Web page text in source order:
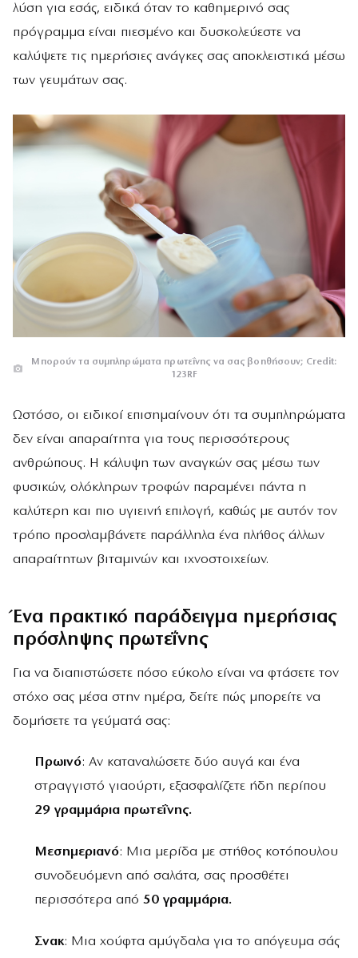
λύση για εσάς, ειδικά όταν το καθημερινό σας
πρόγραμμα είναι πιεσμένο και δυσκολεύεστε να
καλύψετε τις ημερήσιες ανάγκες σας αποκλειστικά μέσω
των γευμάτων σας.
Μπορούν τα συμπληρώματα πρωτεΐνης να σας βοηθήσουν; Credit:
123RF
Ωστόσο, οι ειδικοί επισημαίνουν ότι τα συμπληρώματα
δεν είναι απαραίτητα για τους περισσότερους
ανθρώπους. Η κάλυψη των αναγκών σας μέσω των
φυσικών, ολόκληρων τροφών παραμένει πάντα η
καλύτερη και πιο υγιεινή επιλογή, καθώς με αυτόν τον
τρόπο προσλαμβάνετε παράλληλα ένα πλήθος άλλων
απαραίτητων βιταμινών και ιχνοστοιχείων.
Ένα πρακτικό παράδειγμα ημερήσιας
πρόσληψης πρωτεΐνης
Για να διαπιστώσετε πόσο εύκολο είναι να φτάσετε τον
στόχο σας μέσα στην ημέρα, δείτε πώς μπορείτε να
δομήσετε τα γεύματά σας:
Πρωινό: Αν καταναλώσετε δύο αυγά και ένα
στραγγιστό γιαούρτι, εξασφαλίζετε ήδη περίπου
29 γραμμάρια πρωτεΐνης.
Μεσημεριανό: Μια μερίδα με στήθος κοτόπουλου
συνοδευόμενη από σαλάτα, σας προσθέτει
περισσότερα από 50 γραμμάρια.
Σνακ: Μια χούφτα αμύγδαλα για το απόγευμα σάς